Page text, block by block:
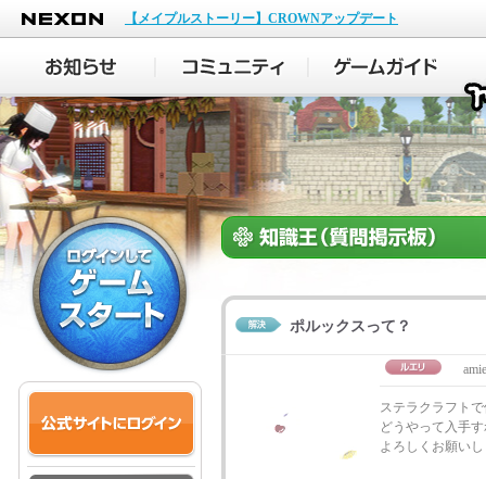
NEXON
【メイプルストーリー】CROWNアップデート
ポルックスって？
amie
ステラクラフト
どうやって入手
よろしくお願い